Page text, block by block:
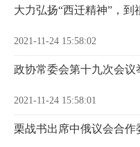
大力弘扬“西迁精神”，
2021-11-24 15:58:02
政协常委会第十九次会议
2021-11-24 15:58:01
栗战书出席中俄议会合